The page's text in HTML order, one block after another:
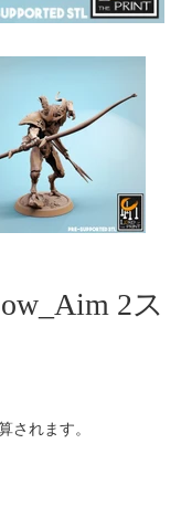
2ス
されます。